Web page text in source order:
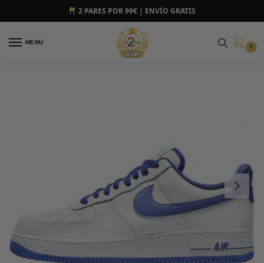
2 PARES POR 99€ | ENVÍO GRATIS
MENU
0